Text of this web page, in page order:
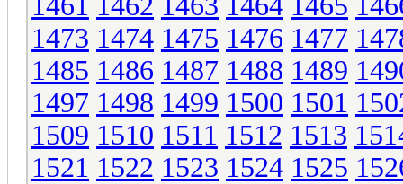
1473 1474 1475 1476 1477
1485 1486 1487 1488 1489
1497 1498 1499 1500 1501
1509 1510 1511 1512 1513
1521 1522 1523 1524 1525